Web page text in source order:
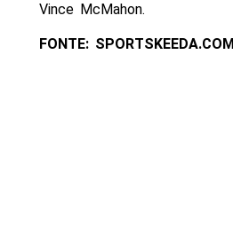
Vince McMahon.
FONTE: SPORTSKEEDA.COM